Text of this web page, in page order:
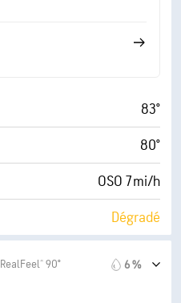
6 (Moyenne)
10 mi
14700 pi
83°
80°
OSO 7 mi/h
Dégradé
RealFeel® 90° 6 %